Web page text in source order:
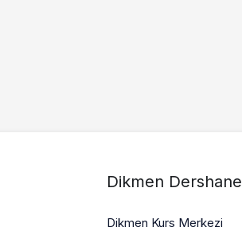
Dikmen Dershane
Dikmen Kurs Merkezi